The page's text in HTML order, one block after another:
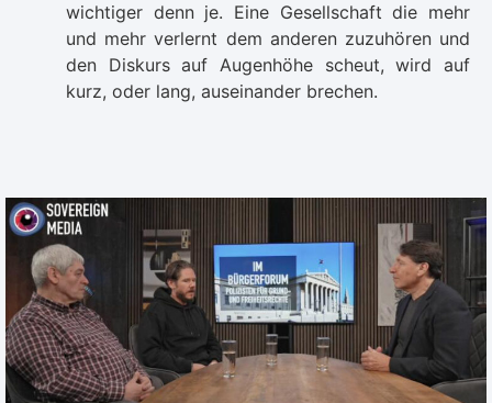
wichtiger denn je. Eine Gesellschaft die mehr
und mehr verlernt dem anderen zuzuhören und
den Diskurs auf Augenhöhe scheut, wird auf
kurz, oder lang, auseinander brechen.